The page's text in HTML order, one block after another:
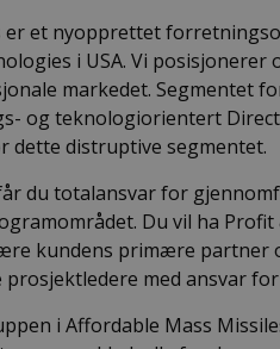
er et nyopprettet
i USA. Vi
markedet. Segmentet
og teknologiorientert
dette distruptive segmentet.
du totalansvar for
Du vil ha
kundens primære
prosjektledere med ansvar
i Affordable Mass